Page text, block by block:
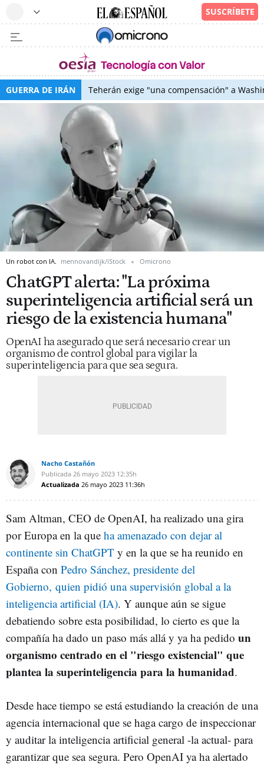
GUERRA DE IRÁN Teherán exige "una compensación" a
Un robot con IA. mennovandijk/iStock Omicrono
ChatGPT alerta: "La próxima
superinteligencia artificial será un
riesgo de la existencia humana"
OpenAI ha asegurado que será necesario crear un
organismo de control global para vigilar la
superinteligencia para que sea segura.
Nacho Castañón
Publicada 26 mayo 2023 12:35h
Actualizada 26 mayo 2023 11:36h
Sam Altman, CEO de OpenAI, ha realizado una gira
por Europa en la que ha amenazado con dejar al
continente sin ChatGPT y en la que se ha reunido en
España con Pedro Sánchez, presidente del
Gobierno, quien pidió una supervisión global a la
inteligencia artificial (IA). Y aunque aún se sigue
debatiendo sobre esta posibilidad, lo cierto es que la
compañía ha dado un paso más allá y ya ha pedido un
organismo centrado en el "riesgo existencial" que
plantea la superinteligencia para la humanidad.
Desde hace tiempo se está estudiando la creación de una
agencia internacional que se haga cargo de inspeccionar
y auditar la inteligencia artificial general -la actual- para
garantizar que sea segura. Pero OpenAI ya ha alertado